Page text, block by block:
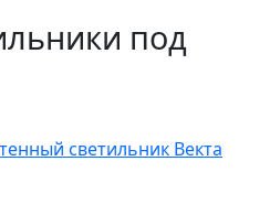
под
светильник Векта